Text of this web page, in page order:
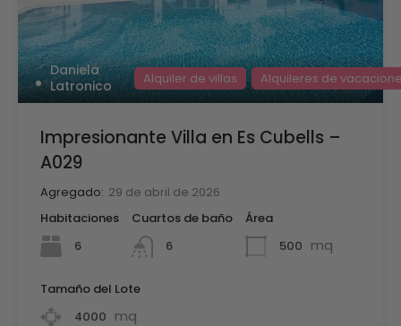
Daniela
Latronico
Alquiler de villas Alquileres de
Impresionante Villa en Es Cubells –
A029
Agregado: 29 de abril de 2026
Habitaciones
6
Cuartos de baño
6
Área
500 mq
Tamaño del Lote
4000 mq